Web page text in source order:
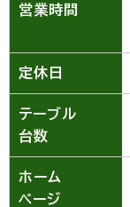
営業時間
定休日
テーブル
台数
ホーム
ページ